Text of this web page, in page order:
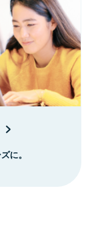
に。